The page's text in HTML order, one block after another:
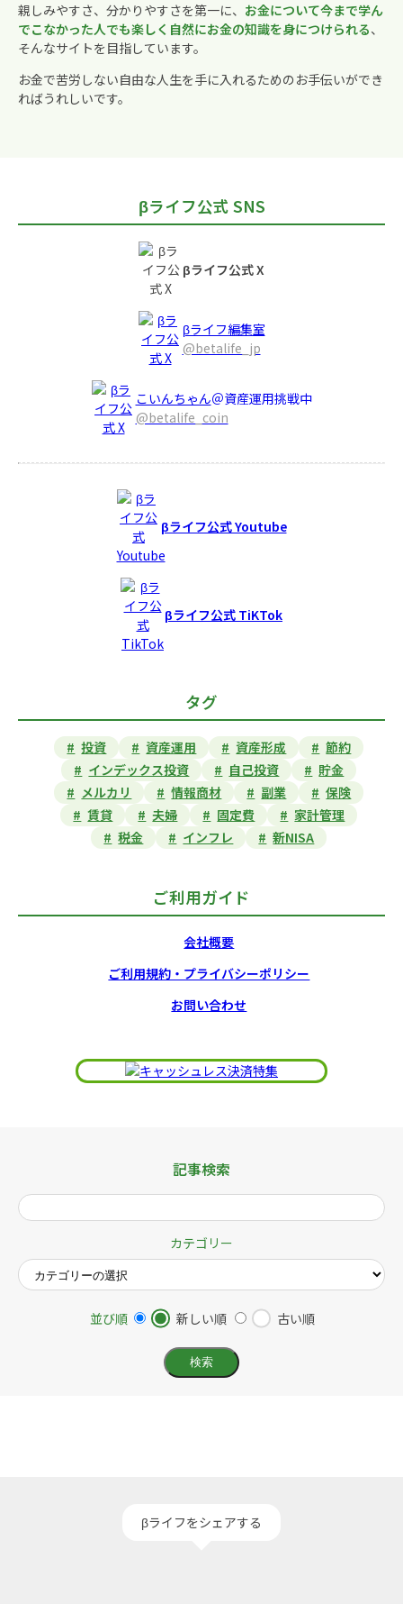
親しみやすさ、分かりやすさを第一に、 お金について今まで学ん
でこなかった人でも楽しく自然にお金の知識を身につけられる、
そんなサイトを目指しています。
お金で苦労しない自由な人生を手に入れるためのお手伝いができ
ればうれしいです。
βライフ公式 SNS
βライフ公式 X
βライフ編集室
@betalife_jp
こいんちゃん＠資産運用挑戦中
@betalife_coin
βライフ公式 Youtube
βライフ公式 TiKTok
タグ
投資 資産運用 資産形成
節約
インデックス投資
自己投資
貯金
メルカリ
情報商材 副業
保険
賃貸
夫婦 固定費
家計管理
税金
インフレ 新NISA
ご利用ガイド
会社概要
ご利用規約・プライバシーポリシー
お問い合わせ
記事検索
カテゴリー
並び順 新しい順 古い順
βライフをシェアする